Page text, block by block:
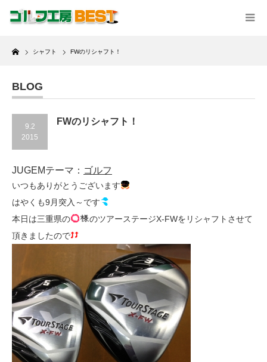
Home
シャフト FWのリシャフト！
BLOG
9.2
2015
FWのリシャフト！
JUGEMテーマ： ゴルフ
いつもありがとうございます
はやくも9月突入～です
本日は三重県の
のツアーステージX-FWをリシャフトさせて
頂きましたので